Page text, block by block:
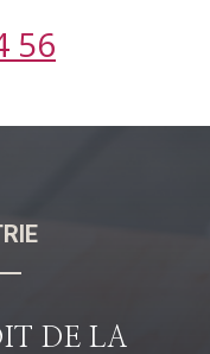
56
DE LA